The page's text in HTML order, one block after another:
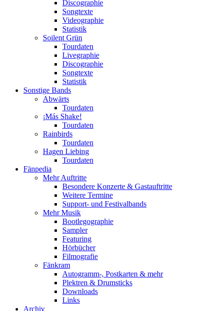
Discographie
Songtexte
Videographie
Statistik
Soilent Grün
Tourdaten
Livegraphie
Discographie
Songtexte
Statistik
Sonstige Bands
Abwärts
Tourdaten
¡Más Shake!
Tourdaten
Rainbirds
Tourdaten
Hagen Liebing
Tourdaten
Fänpedia
Mehr Auftritte
Besondere Konzerte & Gastauftritte
Weitere Termine
Support- und Festivalbands
Mehr Musik
Bootlegographie
Sampler
Featuring
Hörbücher
Filmografie
Fänkram
Autogramm-, Postkarten & mehr
Plektren & Drumsticks
Downloads
Links
Archiv